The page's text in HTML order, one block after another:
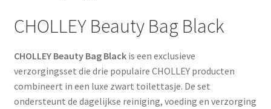
CHOLLEY Beauty Bag Black
CHOLLEY Beauty Bag Blackis een exclusieve
verzorgingsset die drie populaire CHOLLEY producten
combineert in een luxe zwart toilettasje. De set
ondersteunt de dagelijkse reiniging, voeding en verzorging